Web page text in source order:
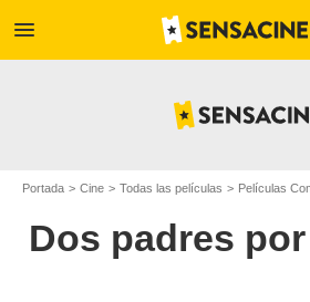
menu
Portada Cine Todas las películas Películas
Dos padres